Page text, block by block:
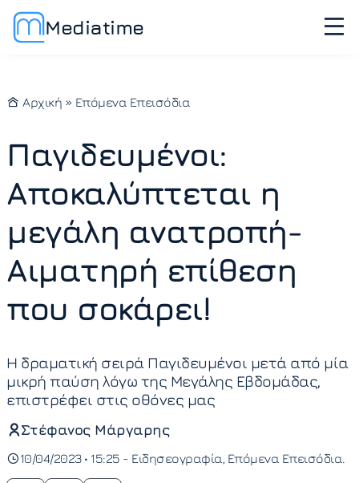
Mediatime
Αρχική » Επόμενα Επεισόδια
Παγιδευμένοι:
Αποκαλύπτεται η
μεγάλη ανατροπή-
Αιματηρή επίθεση
που σοκάρει!
Η δραματική σειρά Παγιδευμένοι μετά από μία
μικρή παύση λόγω της Μεγάλης Εβδομάδας,
επιστρέφει στις οθόνες μας
Στέφανος Μάργαρης
10/04/2023 • 15:25 - Ειδησεογραφία Επόμενα Επεισόδια